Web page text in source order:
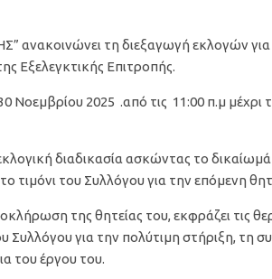
ανακοινώνει τη διεξαγωγή εκλογών για
Εξελεγκτικής Επιτροπής.
2025 .από τις 11:00 π.μ μέχρι
διαδικασία ασκώντας το δικαίωμά
του Συλλόγου για την επόμενη
της θητείας του, εκφράζει τις
Συλλόγου για την πολύτιμη στήριξη, τη
του έργου του.